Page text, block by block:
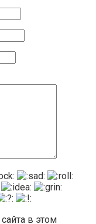
в этом